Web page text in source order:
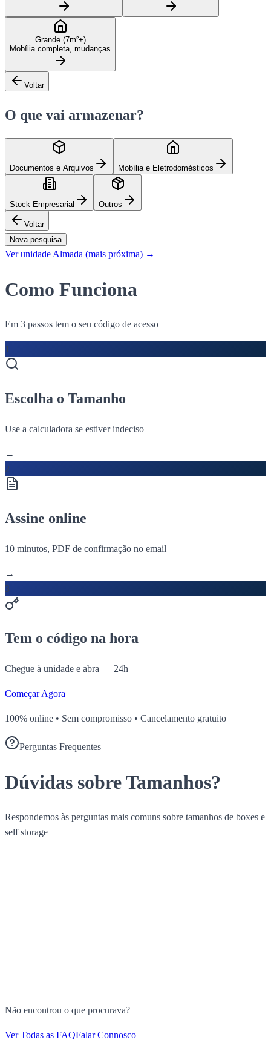
Grande (7m²+)
Mobília completa, mudanças
Voltar
O que vai armazenar?
Documentos e Arquivos Mobília e Eletrodomésticos
Stock Empresarial Outros
Voltar
Nova pesquisa
Ver unidade Almada (mais próxima) →
Como Funciona
Em 3 passos tem o seu código de acesso
1
Escolha o Tamanho
Use a calculadora se estiver indeciso
→
2
Assine online
10 minutos, PDF de confirmação no email
→
3
Tem o código na hora
Chegue à unidade e abra — 24h
Começar Agora
100% online • Sem compromisso • Cancelamento gratuito
Perguntas Frequentes
Dúvidas sobre Tamanhos?
Respondemos às perguntas mais comuns sobre tamanhos de boxes e
self storage
Não encontrou o que procurava?
Ver Todas as FAQFalar Connosco